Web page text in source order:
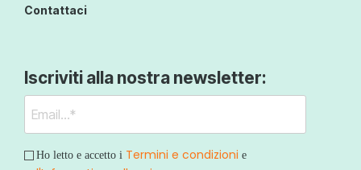
Contattaci
Iscriviti alla nostra newsletter:
Ho letto e accetto i Termini e condizioni e